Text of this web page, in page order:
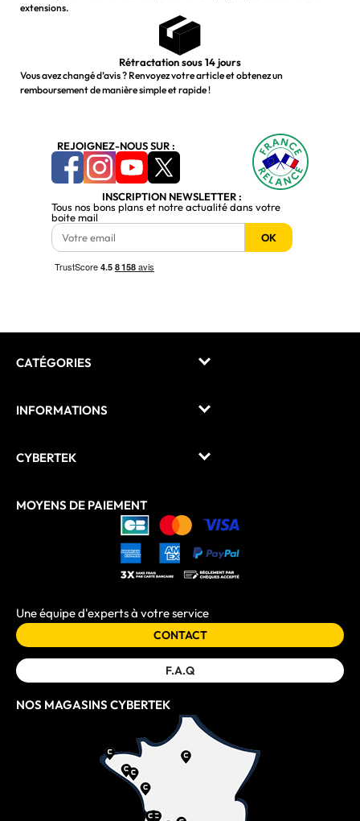
extensions.
Rétractation sous 14 jours
Vous avez changé d’avis ? Renvoyez votre article et obtenez un
remboursement de manière simple et rapide !
REJOIGNEZ-NOUS SUR :
INSCRIPTION NEWSLETTER :
Tous nos bons plans et notre actualité dans votre
boite mail
OK
CATÉGORIES
INFORMATIONS
CYBERTEK
MOYENS DE PAIEMENT
Une équipe d'experts à votre service
CONTACT
F.A.Q
NOS MAGASINS CYBERTEK